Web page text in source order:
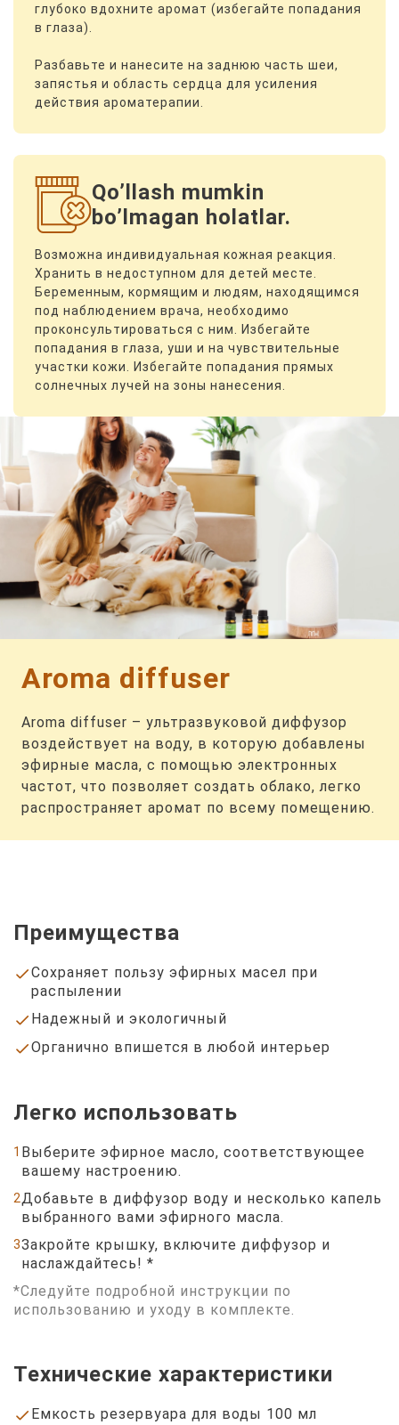
глубоко вдохните аромат (избегайте попадания
в глаза).
Разбавьте и нанесите на заднюю часть шеи,
запястья и область сердца для усиления
действия ароматерапии.
Qoʼllash mumkin
boʼlmagan holatlar.
Возможна индивидуальная кожная реакция.
Хранить в недоступном для детей месте.
Беременным, кормящим и людям, находящимся
под наблюдением врача, необходимо
проконсультироваться с ним. Избегайте
попадания в глаза, уши и на чувствительные
участки кожи. Избегайте попадания прямых
солнечных лучей на зоны нанесения.
Aroma diffuser
Aroma diffuser – ультразвуковой диффузор
воздействует на воду, в которую добавлены
эфирные масла, с помощью электронных
частот, что позволяет создать облако, легко
распространяет аромат по всему помещению.
Преимущества
doneСохраняет пользу эфирных масел при
распылении
done Надежный и экологичный
doneОрганично впишется в любой интерьер
Легко использовать
1 Выберите эфирное масло, соответствующее
вашему настроению.
2Добавьте в диффузор воду и несколько капель
выбранного вами эфирного масла.
3Закройте крышку, включите диффузор и
наслаждайтесь! *
*Следуйте подробной инструкции по
использованию и уходу в комплекте.
Технические характеристики
done Емкость резервуара для воды 100 мл